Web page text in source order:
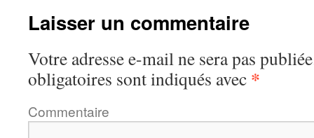
Laisser un commentaire
Votre adresse e-mail ne sera pas
obligatoires sont indiqués avec *
Commentaire